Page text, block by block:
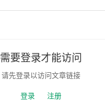
需要登录才能访问
请先登录以访问文章链接
登录 注册